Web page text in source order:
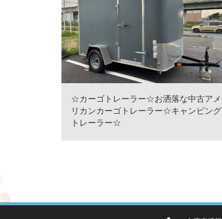
☆カーゴトレーラー☆お洒落な中古アメ
リカンカーゴトレーラー☆キャンピング
トレーラー☆